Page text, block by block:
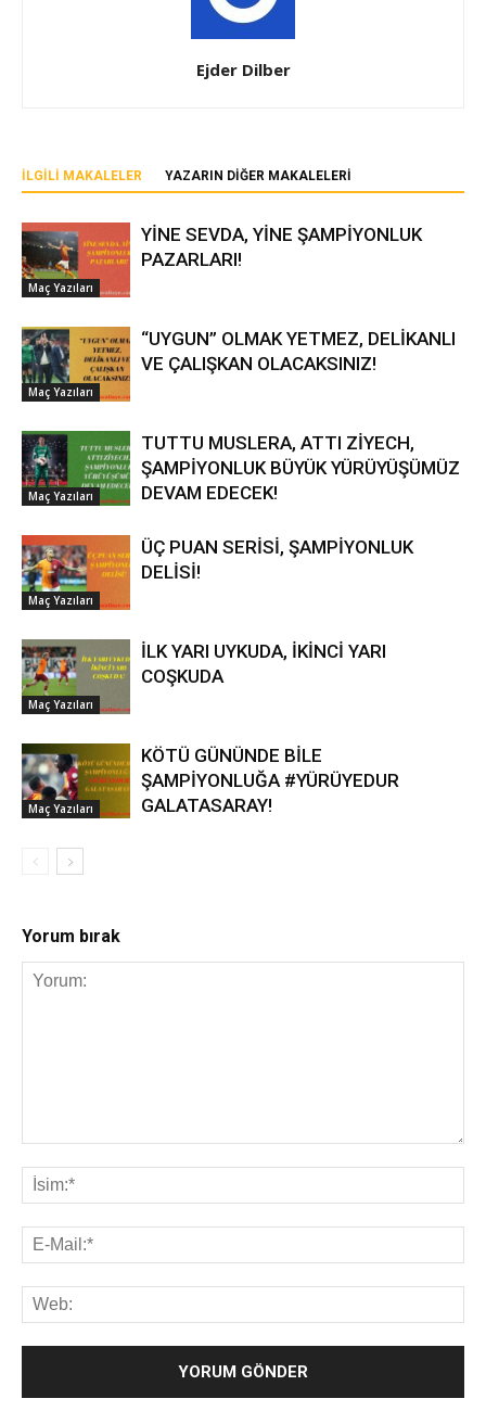
Ejder Dilber
İLGILI MAKALELER YAZARIN DIĞER MAKALELERI
Maç Yazıları
YİNE SEVDA, YİNE ŞAMPİYONLUK
PAZARLARI!
Maç Yazıları
“UYGUN” OLMAK YETMEZ, DELİKANLI
VE ÇALIŞKAN OLACAKSINIZ!
Maç Yazıları
TUTTU MUSLERA, ATTI ZİYECH,
ŞAMPİYONLUK BÜYÜK YÜRÜYÜŞÜMÜZ
DEVAM EDECEK!
Maç Yazıları
ÜÇ PUAN SERİSİ, ŞAMPİYONLUK
DELİSİ!
Maç Yazıları
İLK YARI UYKUDA, İKİNCİ YARI
COŞKUDA
Maç Yazıları
KÖTÜ GÜNÜNDE BİLE
ŞAMPİYONLUĞA #YÜRÜYEDUR
GALATASARAY!
Yorum bırak